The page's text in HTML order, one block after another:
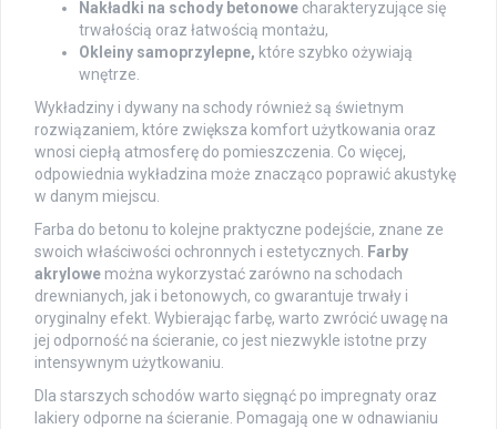
Nakładki na schody betonowe charakteryzujące się
trwałością oraz łatwością montażu,
Okleiny samoprzylepne, które szybko ożywiają
wnętrze.
Wykładziny i dywany na schody również są świetnym
rozwiązaniem, które zwiększa komfort użytkowania oraz
wnosi ciepłą atmosferę do pomieszczenia. Co więcej,
odpowiednia wykładzina może znacząco poprawić akustykę
w danym miejscu.
Farba do betonu to kolejne praktyczne podejście, znane ze
swoich właściwości ochronnych i estetycznych.
Farby
akrylowe można wykorzystać zarówno na schodach
drewnianych, jak i betonowych, co gwarantuje trwały i
oryginalny efekt. Wybierając farbę, warto zwrócić uwagę na
jej odporność na ścieranie, co jest niezwykle istotne przy
intensywnym użytkowaniu.
Dla starszych schodów warto sięgnąć po impregnaty oraz
lakiery odporne na ścieranie. Pomagają one w odnawianiu